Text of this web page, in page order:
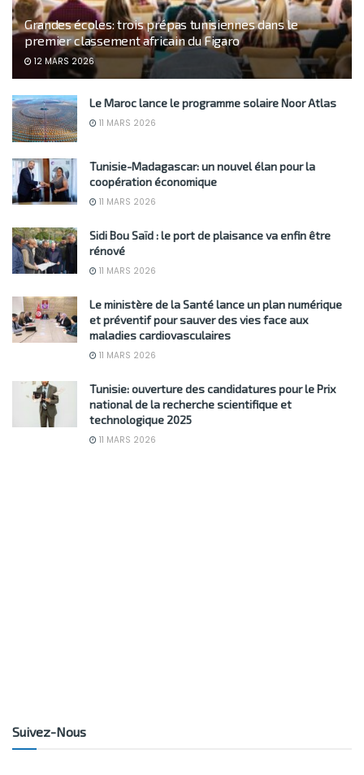
Grandes écoles: trois prépas tunisiennes dans le
premier classement africain du Figaro
12 MARS 2026
Le Maroc lance le programme solaire Noor Atlas
11 MARS 2026
Tunisie-Madagascar: un nouvel élan pour la
coopération économique
11 MARS 2026
Sidi Bou Saïd : le port de plaisance va enfin être
rénové
11 MARS 2026
Le ministère de la Santé lance un plan numérique
et préventif pour sauver des vies face aux
maladies cardiovasculaires
11 MARS 2026
Tunisie: ouverture des candidatures pour le Prix
national de la recherche scientifique et
technologique 2025
11 MARS 2026
Suivez-Nous